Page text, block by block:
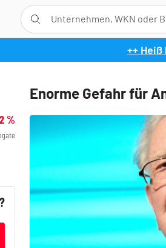
++
Enorme Gefahr für
%